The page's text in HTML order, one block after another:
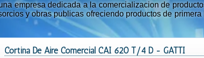
empresa dedicada a la comercializacion de
y obras publicas ofreciendo productos de
Cortina De Aire Comercial CAI 620 T/4 D - GATTI